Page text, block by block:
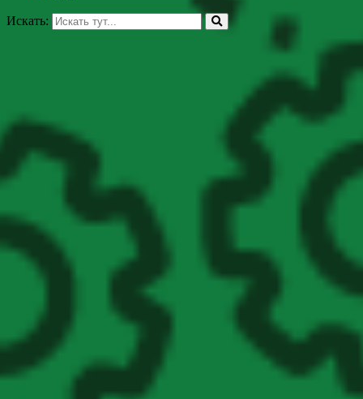
Искать: